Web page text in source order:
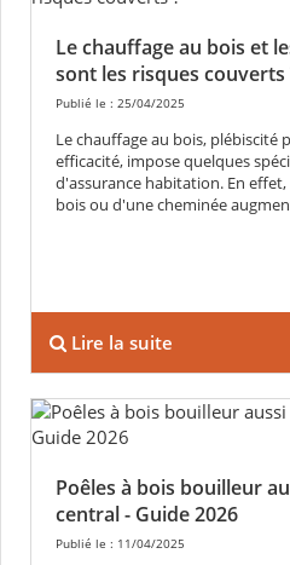
Le chauffage au bois et
sont les risques couverts
Publié le : 25/04/2025
Le chauffage au bois, plébiscité
efficacité, impose quelques
d'assurance habitation. En
bois ou d'une cheminée
Lire la suite
Poêles à bois bouilleur
central - Guide 2026
Publié le : 11/04/2025